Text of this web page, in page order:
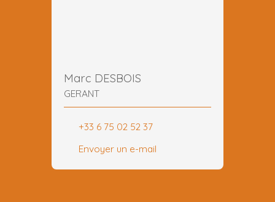
Marc DESBOIS
GERANT
+33 6 75 02 52 37
Envoyer un e-mail